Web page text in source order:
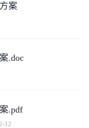
案
.doc
.pdf
12